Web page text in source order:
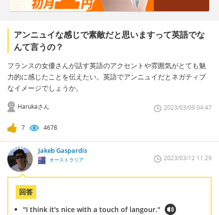
アンニュイな感じで素敵だと思いますって英語でな
んて言うの？
フランスの女優さんが話す英語のアクセントや雰囲気がとても魅
力的に感じたことを伝えたい。英語でアンニュイだとネガティブ
なイメージでしょうか。
Harukaさん 2023/03/09 04:47
7 4678
Jakeb Gaspardis
オーストラリア 2023/03/12 11:29
回答
"I think it's nice with a touch of langour."